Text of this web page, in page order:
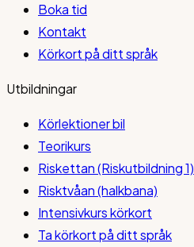
Boka tid
Kontakt
Körkort på ditt språk
Utbildningar
Körlektioner bil
Teorikurs
Riskettan (Riskutbildning 1)
Risktvåan (halkbana)
Intensivkurs körkort
Ta körkort på ditt språk